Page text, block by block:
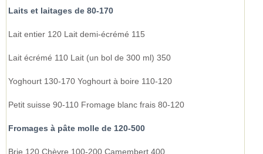
Laits et laitages de 80-170
Lait entier 120 Lait demi-écrémé 115
Lait écrémé 110 Lait (un bol de 300 ml) 350
Yoghourt 130-170 Yoghourt à boire 110-120
Petit suisse 90-110 Fromage blanc frais 80-120
Fromages à pâte molle de 120-500
Brie 120 Chèvre 100-200 Camembert 400